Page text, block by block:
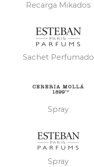
Recarga Mikados
Sachet Perfumado
Spray
Spray